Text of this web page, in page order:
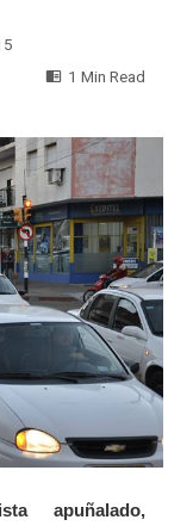
1 Min Read
apuñalado,